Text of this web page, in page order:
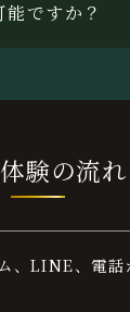
ですか？
験の流れ
、LINE、電話